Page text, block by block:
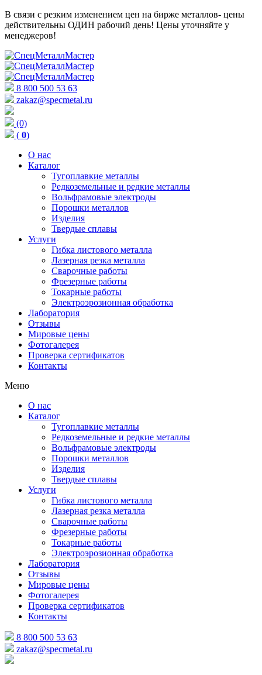
В связи с резким изменением цен на бирже металлов- цены
действительны ОДИН рабочий день! Цены уточняйте у
менеджеров!
8 800 500 53 63
zakaz@specmetal.ru
(0)
( 0)
О нас
Каталог
Тугоплавкие металлы
Редкоземельные и редкие металлы
Вольфрамовые электроды
Порошки металлов
Изделия
Твердые сплавы
Услуги
Гибка листового металла
Лазерная резка металла
Сварочные работы
Фрезерные работы
Токарные работы
Электроэрозионная обработка
Лаборатория
Отзывы
Мировые цены
Фотогалерея
Проверка сертификатов
Контакты
Меню
О нас
Каталог
Тугоплавкие металлы
Редкоземельные и редкие металлы
Вольфрамовые электроды
Порошки металлов
Изделия
Твердые сплавы
Услуги
Гибка листового металла
Лазерная резка металла
Сварочные работы
Фрезерные работы
Токарные работы
Электроэрозионная обработка
Лаборатория
Отзывы
Мировые цены
Фотогалерея
Проверка сертификатов
Контакты
8 800 500 53 63
zakaz@specmetal.ru